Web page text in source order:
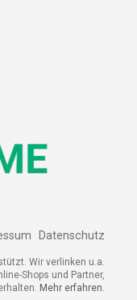
Datenschutz
Wir verlinken u.a.
Shops und Partner,
Mehr erfahren.